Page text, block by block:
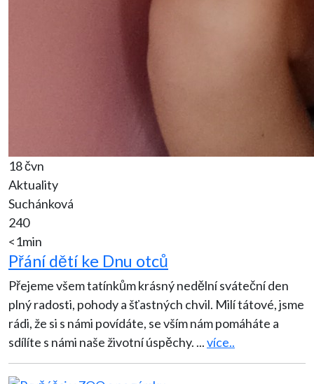
18 čvn
Aktuality
Suchánková
240
<1min
Přání dětí ke Dnu otců
Přejeme všem tatínkům krásný nedělní sváteční den
plný radosti, pohody a šťastných chvil. Milí tátové, jsme
rádi, že si s námi povídáte, se vším nám pomáháte a
sdílíte s námi naše životní úspěchy. ...více..